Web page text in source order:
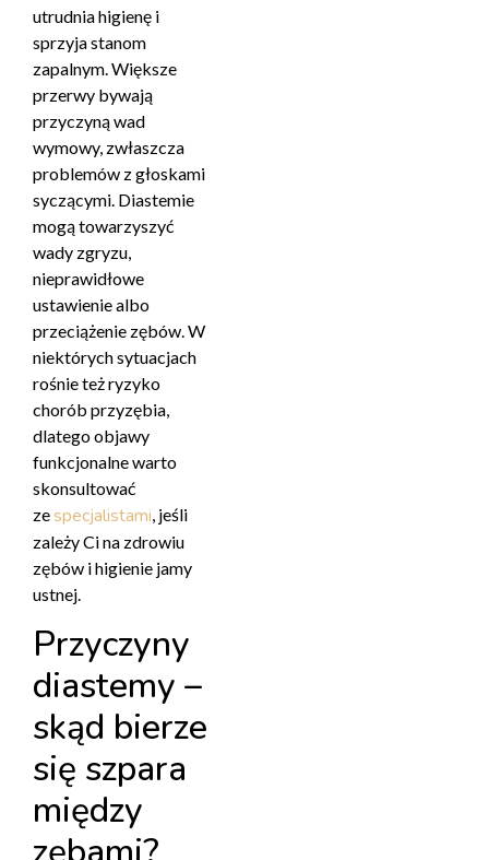
utrudnia higienę i
sprzyja stanom
zapalnym. Większe
przerwy bywają
przyczyną wad
wymowy, zwłaszcza
problemów z głoskami
syczącymi. Diastemie
mogą towarzyszyć
wady zgryzu,
nieprawidłowe
ustawienie albo
przeciążenie zębów. W
niektórych sytuacjach
rośnie też ryzyko
chorób przyzębia,
dlatego objawy
funkcjonalne warto
skonsultować
zespecjalistami, jeśli
zależy Ci na zdrowiu
zębów i higienie jamy
ustnej.
Przyczyny
diastemy –
skąd bierze
się szpara
między